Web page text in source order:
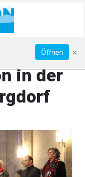
in der
Öffnen ×